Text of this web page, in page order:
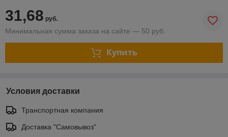
31,68 руб.
Минимальная сумма заказа на сайте — 50 руб.
Купить
Условия доставки
Транспортная компания
Доставка "Самовывоз"